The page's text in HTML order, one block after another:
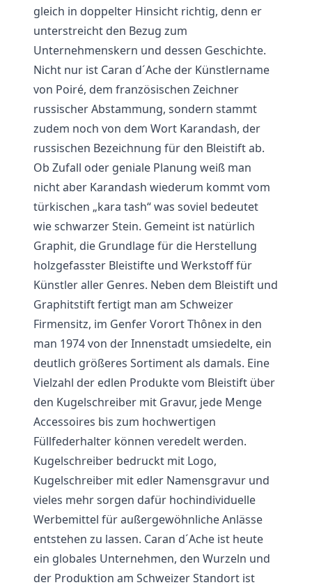
gleich in doppelter Hinsicht richtig, denn er
unterstreicht den Bezug zum
Unternehmenskern und dessen Geschichte.
Nicht nur ist Caran d´Ache der Künstlername
von Poiré, dem französischen Zeichner
russischer Abstammung, sondern stammt
zudem noch von dem Wort Karandash, der
russischen Bezeichnung für den Bleistift ab.
Ob Zufall oder geniale Planung weiß man
nicht aber Karandash wiederum kommt vom
türkischen „kara tash“ was soviel bedeutet
wie schwarzer Stein. Gemeint ist natürlich
Graphit, die Grundlage für die Herstellung
holzgefasster Bleistifte und Werkstoff für
Künstler aller Genres. Neben dem Bleistift und
Graphitstift fertigt man am Schweizer
Firmensitz, im Genfer Vorort Thônex in den
man 1974 von der Innenstadt umsiedelte, ein
deutlich größeres Sortiment als damals. Eine
Vielzahl der edlen Produkte vom Bleistift über
den Kugelschreiber mit Gravur, jede Menge
Accessoires bis zum hochwertigen
Füllfederhalter können veredelt werden.
Kugelschreiber bedruckt mit Logo,
Kugelschreiber mit edler Namensgravur und
vieles mehr sorgen dafür hochindividuelle
Werbemittel für außergewöhnliche Anlässe
entstehen zu lassen. Caran d´Ache ist heute
ein globales Unternehmen, den Wurzeln und
der Produktion am Schweizer Standort ist